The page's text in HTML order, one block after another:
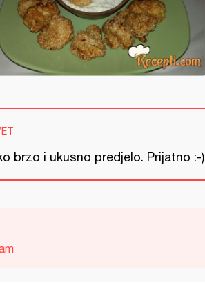
brzo i ukusno predjelo. Prijatno :-)